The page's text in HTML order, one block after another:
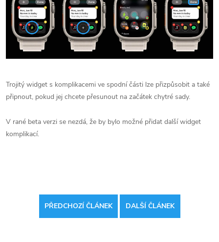
Trojitý widget s komplikacemi ve spodní části lze přizpůsobit a také
připnout, pokud jej chcete přesunout na začátek chytré sady.
V rané beta verzi se nezdá, že by bylo možné přidat další widget
komplikací.
PŘEDCHOZÍ ČLÁNEK DALŠÍ ČLÁNEK